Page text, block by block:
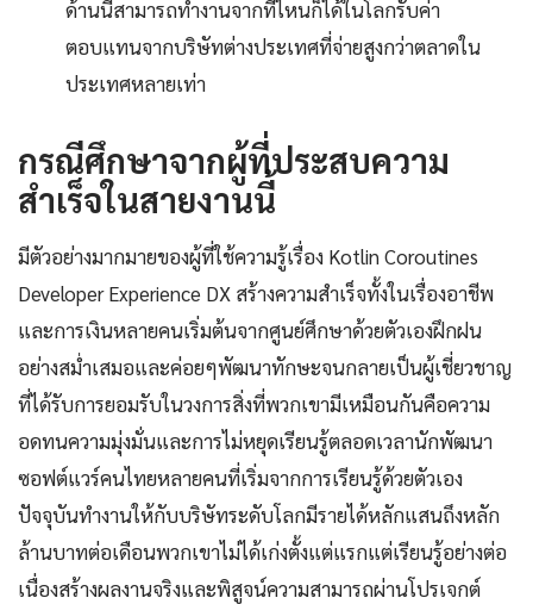
ด้านนี้สามารถทำงานจากที่ไหนก็ได้ในโลกรับค่า
ตอบแทนจากบริษัทต่างประเทศที่จ่ายสูงกว่าตลาดใน
ประเทศหลายเท่า
กรณีศึกษาจากผู้ที่ประสบความ
สำเร็จในสายงานนี้
มีตัวอย่างมากมายของผู้ที่ใช้ความรู้เรื่อง Kotlin Coroutines
Developer Experience DX สร้างความสำเร็จทั้งในเรื่องอาชีพ
และการเงินหลายคนเริ่มต้นจากศูนย์ศึกษาด้วยตัวเองฝึกฝน
อย่างสม่ำเสมอและค่อยๆพัฒนาทักษะจนกลายเป็นผู้เชี่ยวชาญ
ที่ได้รับการยอมรับในวงการสิ่งที่พวกเขามีเหมือนกันคือความ
อดทนความมุ่งมั่นและการไม่หยุดเรียนรู้ตลอดเวลานักพัฒนา
ซอฟต์แวร์คนไทยหลายคนที่เริ่มจากการเรียนรู้ด้วยตัวเอง
ปัจจุบันทำงานให้กับบริษัทระดับโลกมีรายได้หลักแสนถึงหลัก
ล้านบาทต่อเดือนพวกเขาไม่ได้เก่งตั้งแต่แรกแต่เรียนรู้อย่างต่อ
เนื่องสร้างผลงานจริงและพิสูจน์ความสามารถผ่านโปรเจกต์